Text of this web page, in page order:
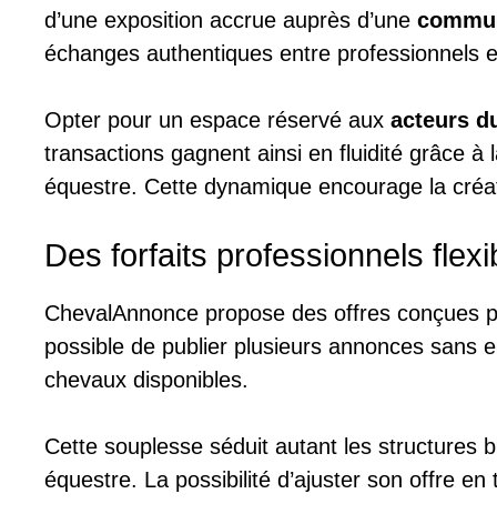
d’une exposition accrue auprès d’une
échanges authentiques entre professionnels
Opter pour un espace réservé aux acteurs
transactions gagnent ainsi en fluidité grâce à
équestre. Cette dynamique encourage la
Des forfaits professionnels
ChevalAnnonce propose des offres conçues
possible de publier plusieurs annonces sans
chevaux disponibles.
Cette souplesse séduit autant les structures
équestre. La possibilité d’ajuster son offre